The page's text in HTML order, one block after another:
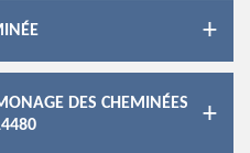
DES CHEMINÉES